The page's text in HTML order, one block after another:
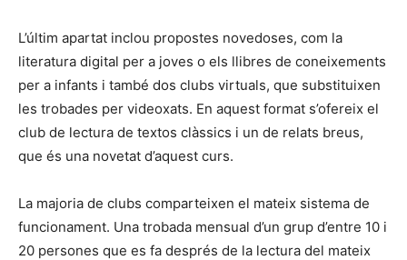
L’últim apartat inclou propostes novedoses, com la
literatura digital per a joves o els llibres de coneixements
per a infants i també dos clubs virtuals, que substituixen
les trobades per videoxats. En aquest format s’ofereix el
club de lectura de textos clàssics i un de relats breus,
que és una novetat d’aquest curs.
La majoria de clubs comparteixen el mateix sistema de
funcionament. Una trobada mensual d’un grup d’entre 10 i
20 persones que es fa després de la lectura del mateix